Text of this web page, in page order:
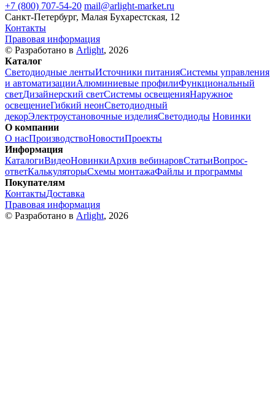
+7 (800) 707-54-20 mail@arlight-market.ru
Санкт-Петербург, Малая Бухарестская, 12
Контакты
Правовая информация
© Разработано в Arlight, 2026
Каталог
Светодиодные лентыИсточники питанияСистемы управления
и автоматизацииАлюминиевые профилиФункциональный
светДизайнерский светСистемы освещенияНаружное
освещениеГибкий неонСветодиодный
декорЭлектроустановочные изделияСветодиоды Новинки
О компании
О насПроизводствоНовостиПроекты
Информация
КаталогиВидеоНовинкиАрхив вебинаровСтатьиВопрос-
ответКалькуляторыСхемы монтажаФайлы и программы
Покупателям
КонтактыДоставка
Правовая информация
© Разработано в Arlight, 2026